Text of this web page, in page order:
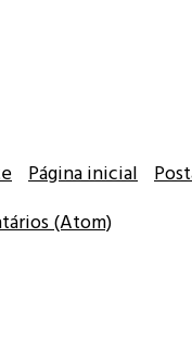
Página inicial
(Atom)